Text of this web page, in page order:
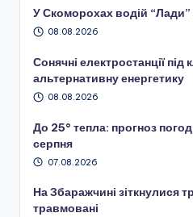
У Скоморохах водій “Лади”
08.08.2026
Сонячні електростанції
альтернативну енергетику
08.08.2026
До 25° тепла: прогноз
серпня
07.08.2026
На Збаражчині зіткнулися
травмовані